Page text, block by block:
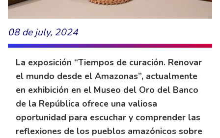
08 de july, 2024
La exposición “Tiempos de curación. Renovar
el mundo desde el Amazonas”, actualmente
en exhibición en el Museo del Oro del Banco
de la República ofrece una valiosa
oportunidad para escuchar y comprender las
reflexiones de los pueblos amazónicos sobre